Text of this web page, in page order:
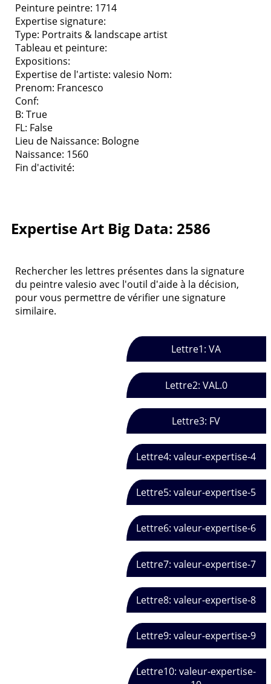
Peinture peintre: 1714
Expertise signature:
Type: Portraits & landscape artist
Tableau et peinture:
Expositions:
Expertise de l'artiste: valesio Nom:
Prenom: Francesco
Conf:
B: True
FL: False
Lieu de Naissance: Bologne
Naissance: 1560
Fin d'activité:
Expertise Art Big Data: 2586
Rechercher les lettres présentes dans la signature
du peintre valesio avec l'outil d'aide à la décision,
pour vous permettre de vérifier une signature
similaire.
Lettre1: VA
Lettre2: VAL.0
Lettre3: FV
Lettre4: valeur-expertise-4
Lettre5: valeur-expertise-5
Lettre6: valeur-expertise-6
Lettre7: valeur-expertise-7
Lettre8: valeur-expertise-8
Lettre9: valeur-expertise-9
Lettre10: valeur-expertise-